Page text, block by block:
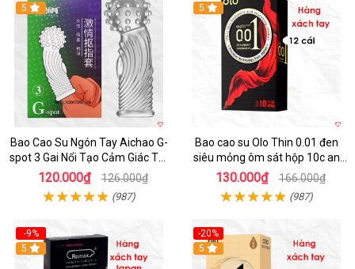
5
Bao Cao Su Ngón Tay Aichao G-
spot 3 Gai Nổi Tạo Cảm Giác Tột
Đỉnh
120.000₫ 126.000₫
(987)
5
Bao cao su Olo Thin 0.01 đen
siêu mỏng ôm sát hộp 10c an
toàn
130.000₫ 166.000₫
(987)
-9%
5
-20%
5